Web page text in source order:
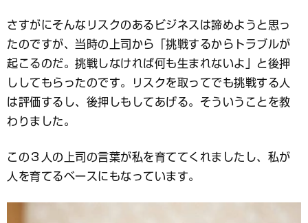
さすがにそんなリスクのあるビジネスは諦めようと思っ
たのですが、当時の上司から「挑戦するからトラブルが
起こるのだ。挑戦しなければ何も生まれないよ」と後押
ししてもらったのです。リスクを取ってでも挑戦する人
は評価するし、後押しもしてあげる。そういうことを教
わりました。
この３人の上司の言葉が私を育ててくれましたし、私が
人を育てるベースにもなっています。